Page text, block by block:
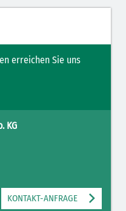
erreichen Sie uns
KG
KONTAKT-ANFRAGE